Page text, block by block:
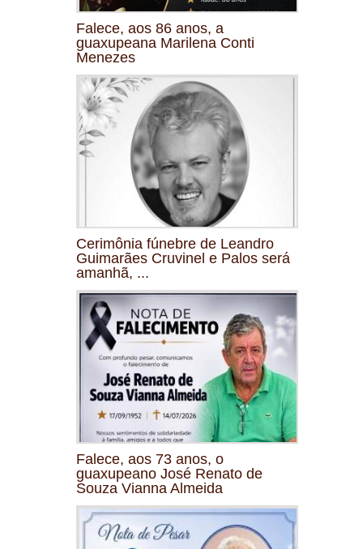
Falece, aos 86 anos, a
guaxupeana Marilena Conti
Menezes
Cerimônia fúnebre de Leandro
Guimarães Cruvinel e Palos será
amanhã, ...
Falece, aos 73 anos, o
guaxupeano José Renato de
Souza Vianna Almeida